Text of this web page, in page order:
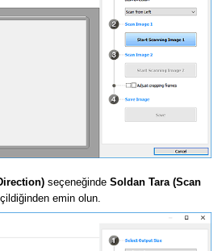
seçeneğindeSoldan Tara (Scan
emin olun.